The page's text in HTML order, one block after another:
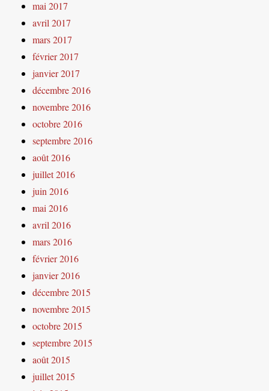
mai 2017
avril 2017
mars 2017
février 2017
janvier 2017
décembre 2016
novembre 2016
octobre 2016
septembre 2016
août 2016
juillet 2016
juin 2016
mai 2016
avril 2016
mars 2016
février 2016
janvier 2016
décembre 2015
novembre 2015
octobre 2015
septembre 2015
août 2015
juillet 2015